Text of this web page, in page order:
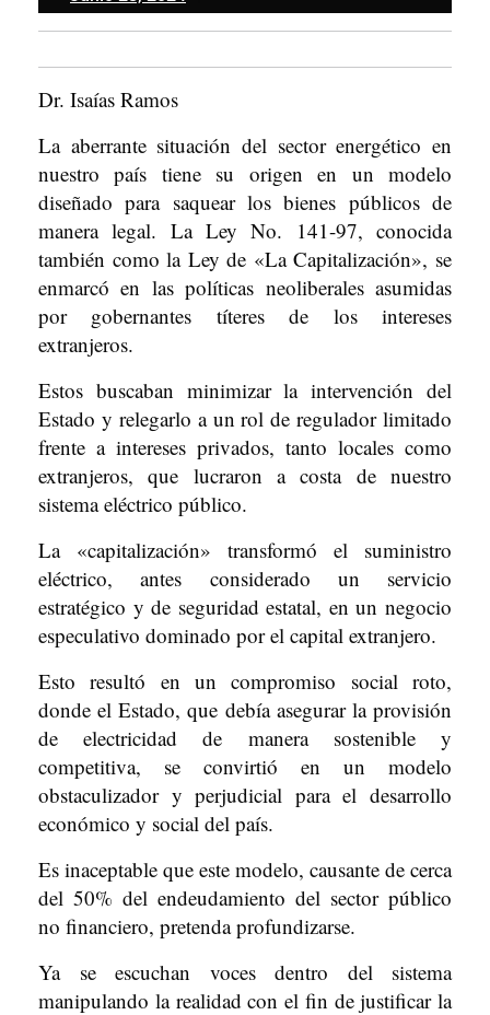
28,
Dr. Isaías Ramos
La aberrante situación del sector energético en
nuestro país tiene su origen en un modelo
diseñado para saquear los bienes públicos de
manera legal. La Ley No. 141-97, conocida
también como la Ley de «La Capitalización», se
enmarcó en las políticas neoliberales asumidas
por gobernantes títeres de los intereses
extranjeros.
Estos buscaban minimizar la intervención del
Estado y relegarlo a un rol de regulador limitado
frente a intereses privados, tanto locales como
extranjeros, que lucraron a costa de nuestro
sistema eléctrico público.
La «capitalización» transformó el suministro
eléctrico, antes considerado un servicio
estratégico y de seguridad estatal, en un negocio
especulativo dominado por el capital extranjero.
Esto resultó en un compromiso social roto,
donde el Estado, que debía asegurar la provisión
de electricidad de manera sostenible y
competitiva, se convirtió en un modelo
obstaculizador y perjudicial para el desarrollo
económico y social del país.
Es inaceptable que este modelo, causante de cerca
del 50% del endeudamiento del sector público
no financiero, pretenda profundizarse.
Ya se escuchan voces dentro del sistema
manipulando la realidad con el fin de justificar la